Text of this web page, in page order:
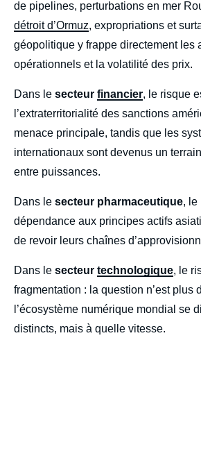
de pipelines, perturbations en mer
détroit d’Ormuz, expropriations et
géopolitique y frappe directement les
opérationnels et la volatilité des prix.
Dans le secteur financier, le risque
l’extraterritorialité des sanctions
menace principale, tandis que les
internationaux sont devenus un
entre puissances.
Dans le secteur pharmaceutique, le
dépendance aux principes actifs
de revoir leurs chaînes
Dans le secteur technologique, le
fragmentation : la question n’est plus
l’écosystème numérique mondial se
distincts, mais à quelle vitesse.